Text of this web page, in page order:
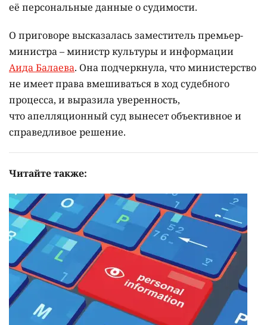
её персональные данные о судимости.
О приговоре высказалась заместитель премьер-
министра – министр культуры и информации
Аида Балаева. Она подчеркнула, что министерство
не имеет права вмешиваться в ход судебного
процесса, и выразила уверенность,
что апелляционный суд вынесет объективное и
справедливое решение.
Читайте также: